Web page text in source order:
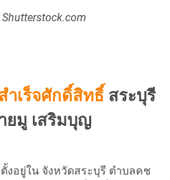
ำเร็จศักดิ์สิทธิ์ สระบุรี
ยมู เสริมบุญ
ตั้งอยู่ใน จังหวัดสระบุรี ตำบลคช